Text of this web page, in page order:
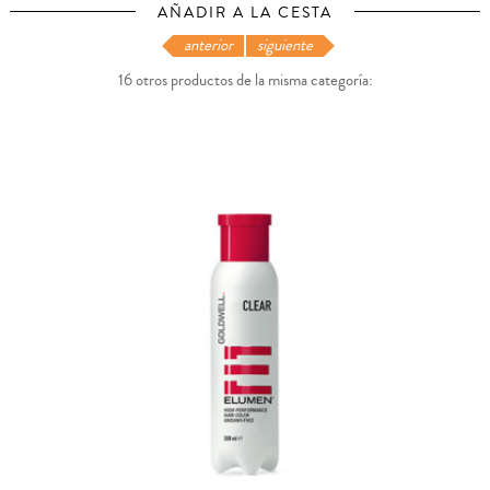
AÑADIR A LA CESTA
16 otros productos de la misma categoría:
anterior siguiente